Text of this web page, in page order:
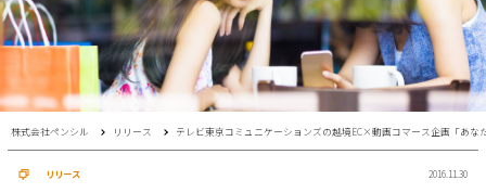
株式会社ペンシル リリース テレビ東京コミュニケーションズの越境EC×動画コマース企画「あ
リリース 2016.11.30